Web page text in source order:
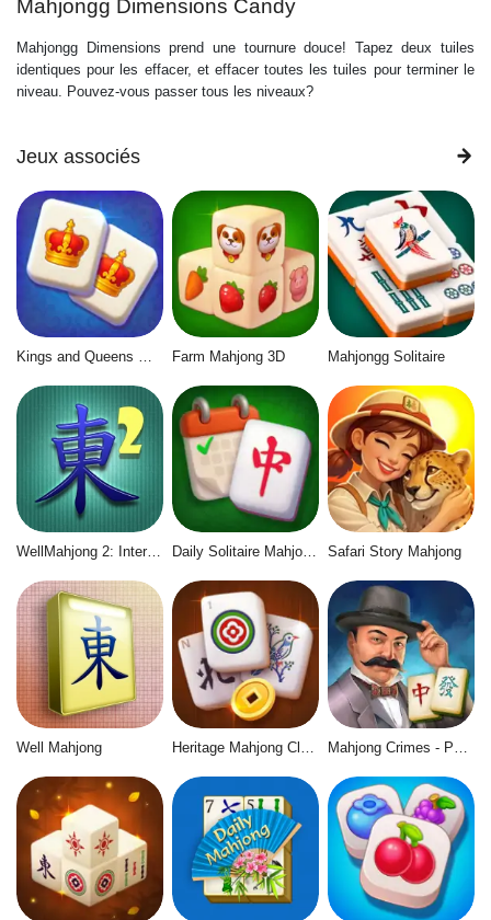
Mahjongg Dimensions Candy
Mahjongg Dimensions prend une tournure douce! Tapez deux tuiles
identiques pour les effacer, et effacer toutes les tuiles pour terminer le
niveau. Pouvez-vous passer tous les niveaux?
Jeux associés
Farm Mahjong 3D Mahjongg Solitaire
WellMahjong 2: Internet Community Daily Solitaire Mahjong Classic Safari Story Mahjong
Well Mahjong